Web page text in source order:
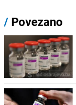
/ Povezano